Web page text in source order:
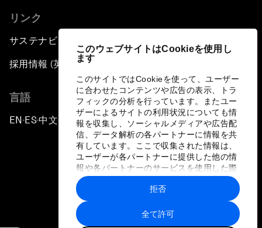
このウェブサイトはCookieを使用し
ます
このサイトではCookieを使って、ユーザー
に合わせたコンテンツや広告の表示、トラ
フィックの分析を行っています。またユー
ザーによるサイトの利用状況についても情
報を収集し、ソーシャルメディアや広告配
信、データ解析の各パートナーに情報を共
有しています。ここで収集された情報は、
ユーザーが各パートナーに提供した他の情
報や各パートナーのサービスを使用した際
に収集された情報と組み合わされ、各パー
トナーによって使用されることがありま
す。
全て許可
拒否
リンク
サステナビリティへの取り組み
採用情報 (英語のみ)
言語
EN ▪ ES▪中文▪ 日本語
プライバシーポリシーと利用規約
サイトマップ